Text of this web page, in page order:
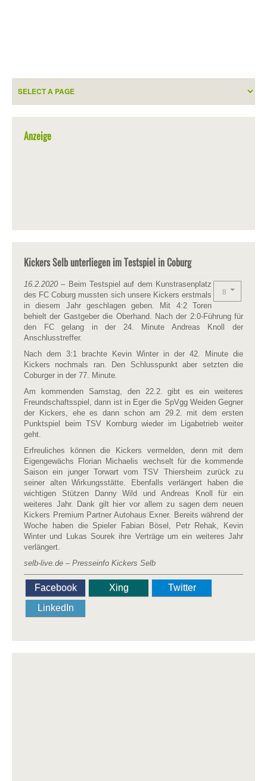
Anzeige
Kickers Selb unterliegen im Testspiel in Coburg
16.2.2020 – Beim Testspiel auf dem Kunstrasenplatz
des FC Coburg mussten sich unsere Kickers erstmals
in diesem Jahr geschlagen geben. Mit 4:2 Toren
behielt der Gastgeber die Oberhand. Nach der 2:0-Führung für
den FC gelang in der 24. Minute Andreas Knoll der
Anschlusstreffer.
Nach dem 3:1 brachte Kevin Winter in der 42. Minute die
Kickers nochmals ran. Den Schlusspunkt aber setzten die
Coburger in der 77. Minute.
Am kommenden Samstag, den 22.2. gibt es ein weiteres
Freundschaftsspiel, dann ist in Eger die SpVgg Weiden Gegner
der Kickers, ehe es dann schon am 29.2. mit dem ersten
Punktspiel beim TSV Kornburg wieder im Ligabetrieb weiter
geht.
Erfreuliches können die Kickers vermelden, denn mit dem
Eigengewächs Florian Michaelis wechselt für die kommende
Saison ein junger Torwart vom TSV Thiersheim zurück zu
seiner alten Wirkungsstätte. Ebenfalls verlängert haben die
wichtigen Stützen Danny Wild und Andreas Knoll für ein
weiteres Jahr. Dank gilt hier vor allem zu sagen dem neuen
Kickers Premium Partner Autohaus Exner. Bereits während der
Woche haben die Spieler Fabian Bösel, Petr Rehak, Kevin
Winter und Lukas Sourek ihre Verträge um ein weiteres Jahr
verlängert.
selb-live.de – Presseinfo Kickers Selb
Facebook Xing
Twitter
LinkedIn